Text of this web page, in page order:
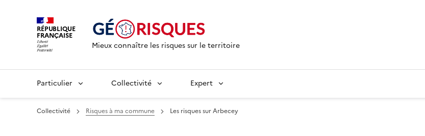
RÉPUBLIQUE
FRANÇAISE
Mieux connaître les risques sur le territoire
Particulier Collectivité Expert
Collectivité Risques à ma commune Les risques sur Arbecey